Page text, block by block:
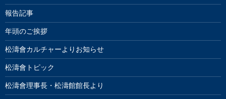
報告記事
年頭のご挨拶
松濤會カルチャーよりお知らせ
松濤會トピック
松濤會理事長・松濤館館長より